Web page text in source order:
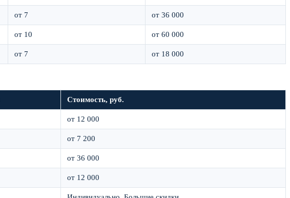
от 7 от 36 000
от 10 от 60 000
от 7 от 18 000
Стоимость, руб.
от 12 000
от 7 200
от 36 000
от 12 000